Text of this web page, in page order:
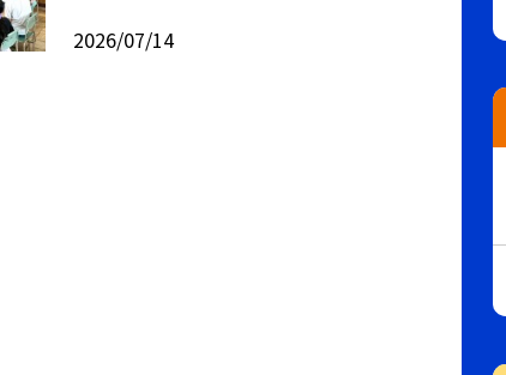
2026/07/14